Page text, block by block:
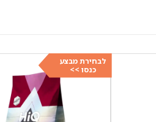
לבחירת מבצע
כנסו >>